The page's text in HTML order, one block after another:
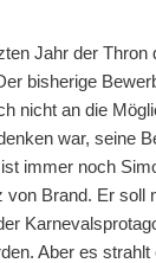
Jahr der Thron
bisherige
nicht an die
war, seine
immer noch
von Brand. Er soll
Aber es strahlt